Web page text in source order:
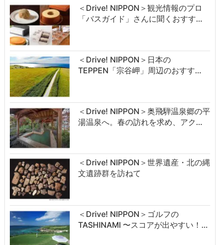
＜Drive! NIPPON＞観光情報のプロ
「バスガイド」さんに聞くおすす…
＜Drive! NIPPON＞日本の
TEPPEN「宗谷岬」周辺のおすす…
＜Drive! NIPPON＞奥飛騨温泉郷の平
湯温泉へ。春の訪れを求め、アク…
＜Drive! NIPPON＞世界遺産・北の縄
文遺跡群を訪ねて
＜Drive! NIPPON＞ゴルフの
TASHINAMI 〜スコアが出やすい！…